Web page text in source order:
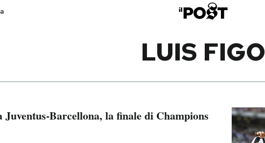
Boomer!
LUIS FIGO
Juventus-Barcellona, la finale di Champions